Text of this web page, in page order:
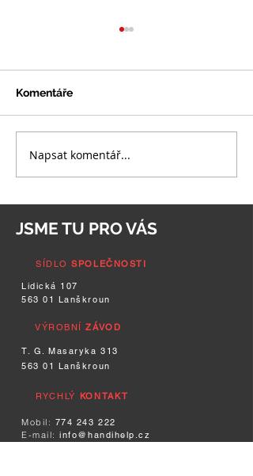
CELOZÁVODNÍ
DOVOLENÁ 2025
Komentáře
Napsat komentář...
JSME TU PRO VÁS
SÍDLO SPOLEČNOSTI
Lidická 107
563 01 Lanškroun
VÝROBNÍZÁVOD
T. G. Masaryka 313
563 01 Lanškroun
RYCHLÝ KONTAKT
Mobil: 774 243 222
E-mail: info@handihelp.cz